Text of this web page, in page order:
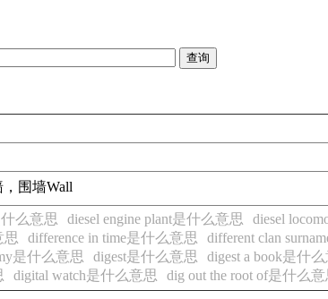
，围墙Wall
什么意思 diesel engine plant是什么意思 diesel
思 difference in time是什么意思 different clan
是什么意思 digest是什么意思 digest a book是什
digital watch是什么意思 dig out the root of是什么意